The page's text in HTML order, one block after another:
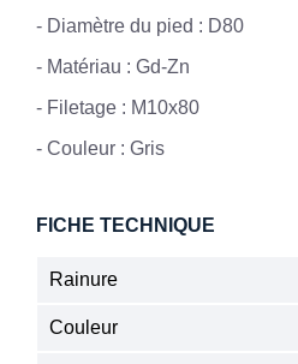
- Diamètre du pied : D80
- Matériau : Gd-Zn
- Filetage : M10x80
- Couleur : Gris
FICHE TECHNIQUE
Rainure
Couleur